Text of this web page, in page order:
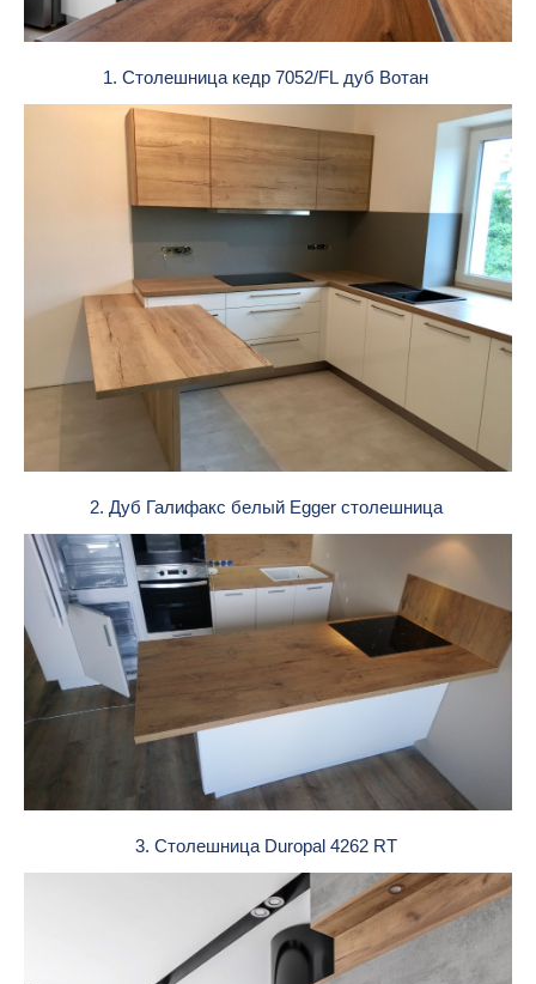
1. Столешница кедр 7052/FL дуб Вотан
2. Дуб Галифакс белый Egger столешница
3. Столешница Duropal 4262 RT